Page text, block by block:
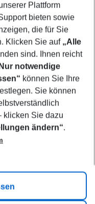
Plattform
bieten sowie
die für Sie
Klicken Sie auf „Alle
sind. Ihnen reicht
notwendige
können Sie Ihre
Sie können
klicken Sie dazu
ändern“.